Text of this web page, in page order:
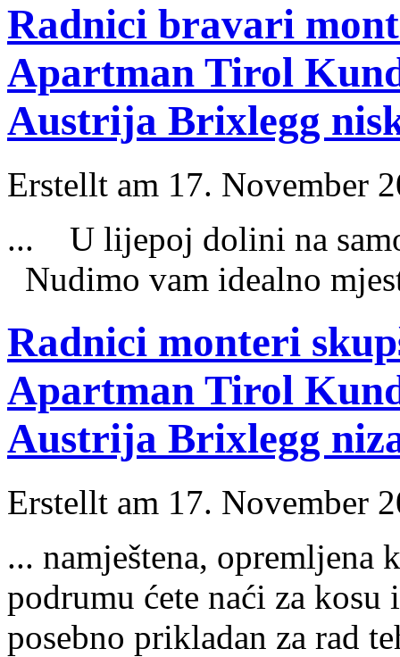
Radnici bravari
Apartman Tirol
Austrija Brixlegg
Erstellt am 17. November
... U lijepoj dolini na
Nudimo vam idealno m
Radnici monteri
Apartman Tirol
Austrija Brixlegg
Erstellt am 17. November
... namještena,
podrumu ćete naći za
posebno prikladan za rad